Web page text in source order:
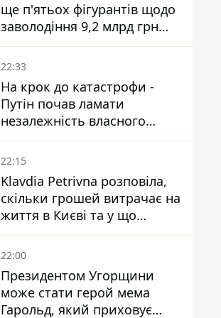
ще п'ятьох фігурантів щодо
заволодіння 9,2 млрд грн
ПриватБанку скерували до
суду
22:33
На крок до катастрофи -
Путін почав ламати
незалежність власного
Центробанку, змусивши
знизити базову ставку
22:15
Klavdia Petrivna розповіла,
скільки грошей витрачає на
життя в Києві та у що
вкладає мільйони
22:00
Президентом Угорщини
може стати герой мема
Гарольд, який приховує